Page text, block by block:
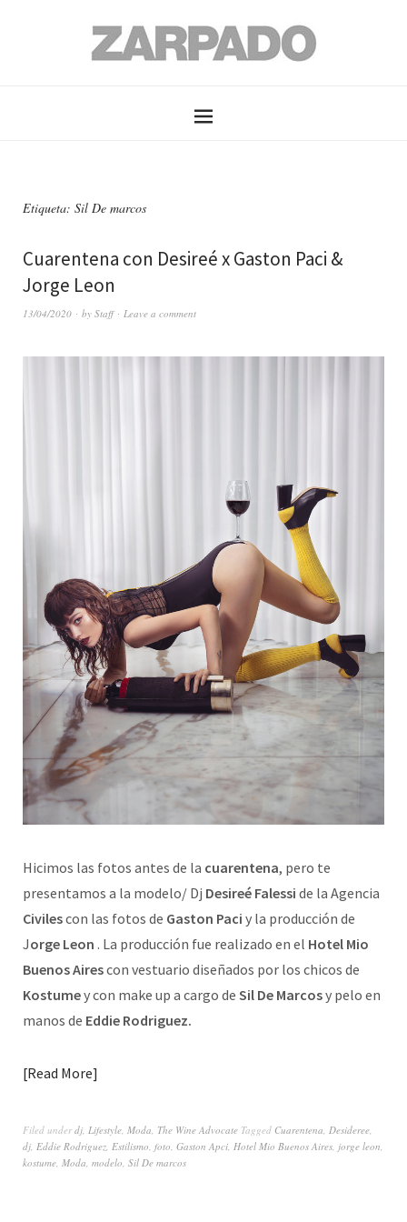
Etiqueta: Sil De marcos
Cuarentena con Desireé x Gaston Paci &
Jorge Leon
13/04/2020 by Staff Leave a comment
Hicimos las fotos antes de la cuarentena, pero te
presentamos a la modelo/ Dj Desireé Falessi de la Agencia
Civilescon las fotos de Gaston Paci y la producción de
Jorge Leon . La producción fue realizado en el Hotel Mio
Buenos Airescon vestuario diseñados por los chicos de
Kostumey con make up a cargo de Sil De Marcosy pelo en
manos de Eddie Rodriguez.
Read More
Filed underdj, Lifestyle, Moda, The Wine Advocate Tagged Cuarentena, Desideree,
dj, Eddie Rodriguez, Estilismo, foto, Gaston Apci, Hotel Mio Buenos Aires, jorge leon,
kostume, Moda, modelo, Sil De marcos